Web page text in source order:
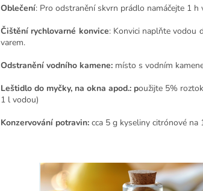
Oblečení: Pro odstranění skvrn prádlo namáčejte 1
Čištění rychlovarné konvice: Konvici naplňte vodou
varem.
Odstranění vodního kamene: místo s vodním
Leštidlo do myčky, na okna apod.: použijte 5%
1 l vodou)
Konzervování potravin: cca 5 g kyseliny citrónové